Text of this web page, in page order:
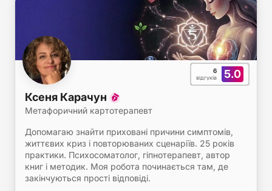
5.0
6
відгуків
Ксеня Карачун
Метафоричний картотерапевт
Допомагаю знайти приховані причини симптомів,
життєвих криз і повторюваних сценаріїв. 25 років
практики. Психосоматолог, гіпнотерапевт, автор
книг і методик. Моя робота починається там, де
закінчуються прості відповіді.